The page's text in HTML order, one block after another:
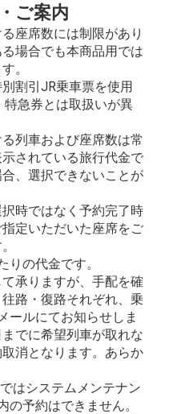
ご案内
座席数には制限があり
場合でも本商品用では
。
割引JR乗車票を使用
急券とは取扱いが異
列車および座席数は常
されている旅行代金で
、選択できないことが
時ではなく予約完了時
定いただいた座席をご
りの代金です。
承りますが、手配を確
路・復路それぞれ、乗
ールにてお知らせしま
でに希望列車が取れな
消となります。あらか
はシステムメンテナン
の予約はできません。